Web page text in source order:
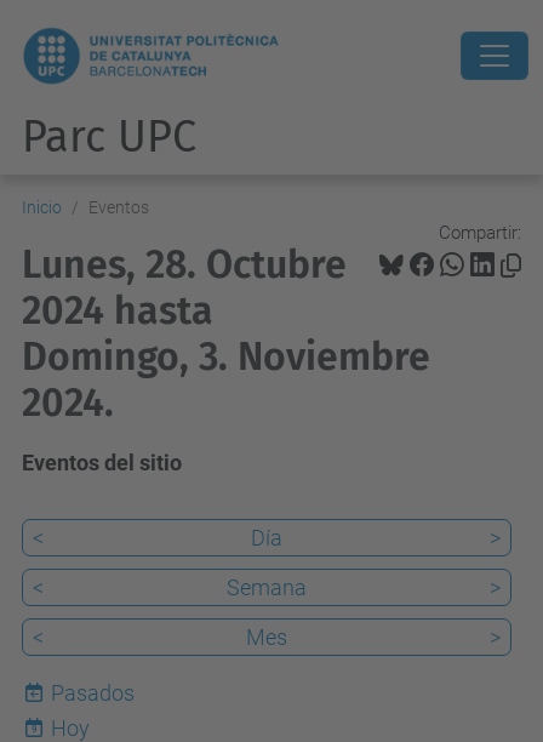
Parc UPC
Inicio Eventos
Compartir:
Lunes, 28. Octubre
2024 hasta
Domingo, 3. Noviembre
2024.
Eventos del sitio
< Día
>
<
Semana
>
<
Mes >
Pasados
9
Hoy